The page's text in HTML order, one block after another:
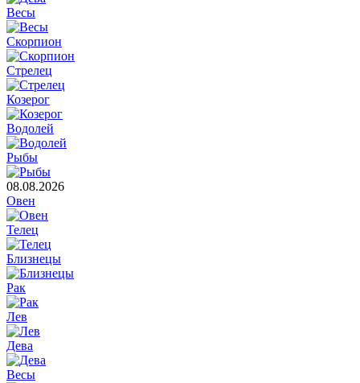
Весы
Скорпион
Стрелец
Козерог
Водолей
Рыбы
08.08.2026
Овен
Телец
Близнецы
Рак
Лев
Дева
Весы